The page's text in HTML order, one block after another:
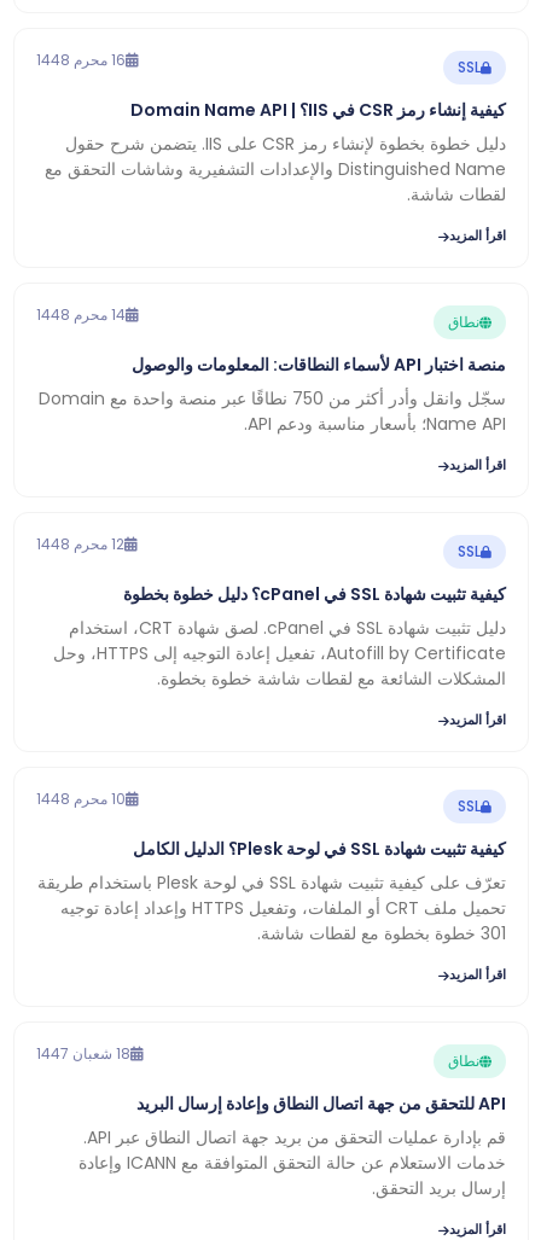
SSL 16 محرم 1448
كيفية إنشاء رمز CSR في IIS؟ | Domain Name API
دليل خطوة بخطوة لإنشاء رمز CSR على IIS. يتضمن شرح حقول
Distinguished Name والإعدادات التشفيرية وشاشات التحقق مع
لقطات شاشة.
اقرأ المزيد
نطاق 14 محرم 1448
منصة اختبار API لأسماء النطاقات: المعلومات والوصول
سجّل وانقل وأدر أكثر من 750 نطاقًا عبر منصة واحدة مع Domain
Name API؛ بأسعار مناسبة ودعم API.
اقرأ المزيد
SSL 12 محرم 1448
كيفية تثبيت شهادة SSL في cPanel؟ دليل خطوة بخطوة
دليل تثبيت شهادة SSL في cPanel. لصق شهادة CRT، استخدام
Autofill by Certificate، تفعيل إعادة التوجيه إلى HTTPS، وحل
المشكلات الشائعة مع لقطات شاشة خطوة بخطوة.
اقرأ المزيد
SSL 10 محرم 1448
كيفية تثبيت شهادة SSL في لوحة Plesk؟ الدليل الكامل
تعرّف على كيفية تثبيت شهادة SSL في لوحة Plesk باستخدام طريقة
تحميل ملف CRT أو الملفات، وتفعيل HTTPS وإعداد إعادة توجيه
301 خطوة بخطوة مع لقطات شاشة.
اقرأ المزيد
نطاق 18 شعبان 1447
API للتحقق من جهة اتصال النطاق وإعادة إرسال البريد
قم بإدارة عمليات التحقق من بريد جهة اتصال النطاق عبر API.
خدمات الاستعلام عن حالة التحقق المتوافقة مع ICANN وإعادة
إرسال بريد التحقق.
اقرأ المزيد